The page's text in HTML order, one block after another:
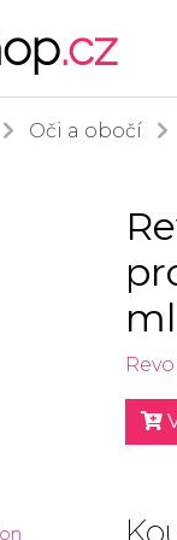
.cz
Oči a obočí
ml